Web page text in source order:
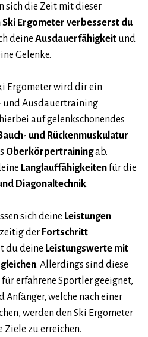
sich die Zeit mit dieser
Ergometer verbesserst du
deine Ausdauerfähigkeit und
Gelenke.
Ergometer wird dir ein
Ausdauertraining
auf gelenkschonendes
und Rückenmuskulatur
Oberkörpertrainingab.
Langlauffähigkeitenfür die
Diagonaltechnik.
sich deine Leistungen
der Fortschritt
du deine Leistungswerte mit
. Allerdings sind diese
erfahrene Sportler geeignet,
welche nach einer
werden den Ski Ergometer
Ziele zu erreichen.